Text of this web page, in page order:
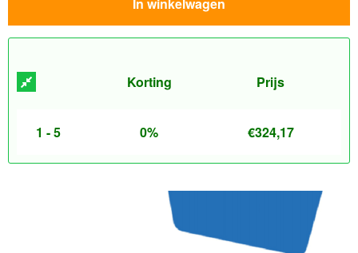
Korting Prijs
1 - 5 0% €324,17